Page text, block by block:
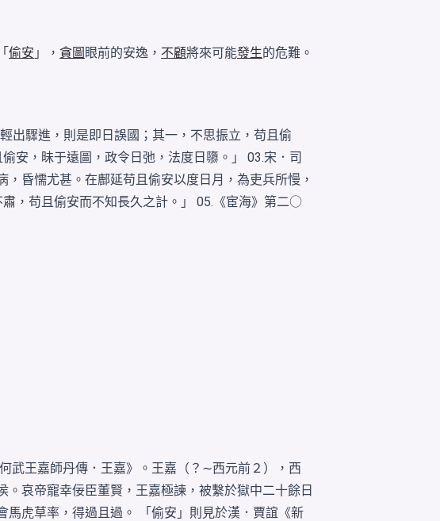
偷安 」， 貪圖 眼前的安逸， 不顧將來可能發生的危難。
出驟進，則是即日誤國；其一，不思振立，苟且偷
安，昧于遠圖，政令日弛，法度日隳。」 03.宋．司
昏懦尤甚。在鄜延苟且偷安以度日月，為吏兵所慢，
，苟且偷安而不知長久之計。」 05.《宦海》第二○
武王嘉師丹傳．王嘉》。王嘉（？∼西元前２），西
。哀帝寵幸佞臣董賢，王嘉極諫，被繫於獄中二十餘日
馬虎草率，得過且過。 「 偷安 」則見於漢．賈誼《新